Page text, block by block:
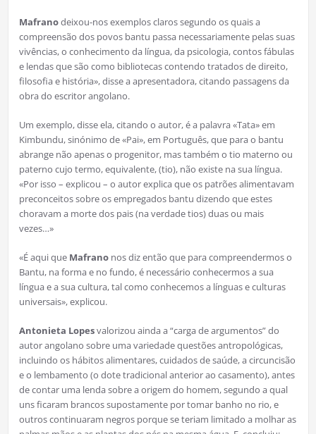
Mafranodeixou-nos exemplos claros segundo os quais a
compreensão dos povos bantu passa necessariamente pelas suas
vivências, o conhecimento da língua, da psicologia, contos fábulas
e lendas que são como bibliotecas contendo tratados de direito,
filosofia e história», disse a apresentadora, citando passagens da
obra do escritor angolano.
Um exemplo, disse ela, citando o autor, é a palavra «Tata» em
Kimbundu, sinónimo de «Pai», em Português, que para o bantu
abrange não apenas o progenitor, mas também o tio materno ou
paterno cujo termo, equivalente, (tio), não existe na sua língua.
«Por isso – explicou – o autor explica que os patrões alimentavam
preconceitos sobre os empregados bantu dizendo que estes
choravam a morte dos pais (na verdade tios) duas ou mais
vezes…»
«É aqui que Mafranonos diz então que para compreendermos o
Bantu, na forma e no fundo, é necessário conhecermos a sua
língua e a sua cultura, tal como conhecemos a línguas e culturas
universais», explicou.
Antonieta Lopesvalorizou ainda a “carga de argumentos” do
autor angolano sobre uma variedade questões antropológicas,
incluindo os hábitos alimentares, cuidados de saúde, a circuncisão
e o lembamento (o dote tradicional anterior ao casamento), antes
de contar uma lenda sobre a origem do homem, segundo a qual
uns ficaram brancos supostamente por tomar banho no rio, e
outros continuaram negros porque se teriam limitado a molhar as